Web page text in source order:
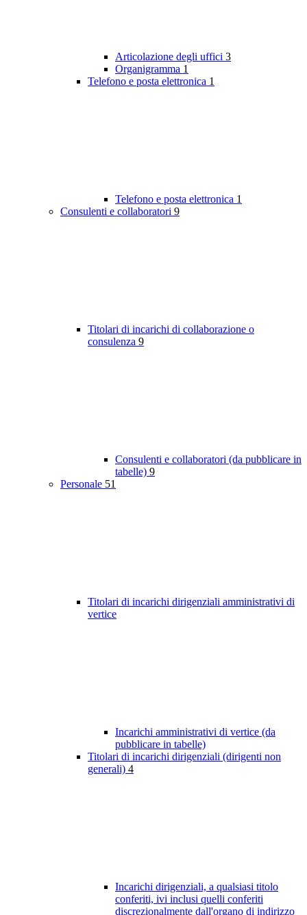
Articolazione degli uffici 3
Organigramma 1
Telefono e posta elettronica 1
Telefono e posta elettronica 1
Consulenti e collaboratori 9
Titolari di incarichi di collaborazione o
consulenza 9
Consulenti e collaboratori (da pubblicare in
tabelle) 9
Personale 51
Titolari di incarichi dirigenziali amministrativi di
vertice
Incarichi amministrativi di vertice (da
pubblicare in tabelle)
Titolari di incarichi dirigenziali (dirigenti non
generali) 4
Incarichi dirigenziali, a qualsiasi titolo
conferiti, ivi inclusi quelli conferiti
discrezionalmente dall'organo di indirizzo